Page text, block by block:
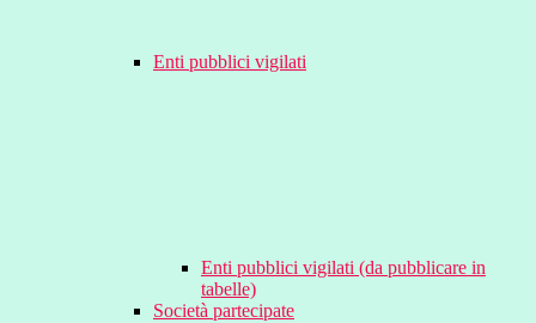
Enti pubblici vigilati
Enti pubblici vigilati (da pubblicare in
tabelle)
Società partecipate